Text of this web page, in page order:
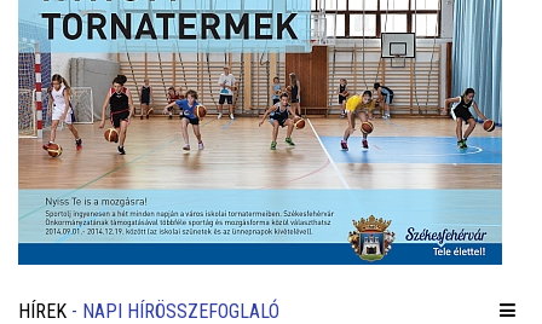
HÍREK - NAPI HÍRÖSSZEFOGLALÓ